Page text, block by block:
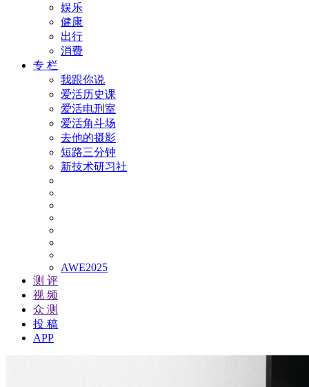
娱乐
健康
出行
消费
专 栏
我跟你说
爱活历史课
爱活电刑室
爱活角斗场
去他的摄影
短路三分钟
新技术研习社
AWE2025
测 评
视 频
众 测
投 稿
APP